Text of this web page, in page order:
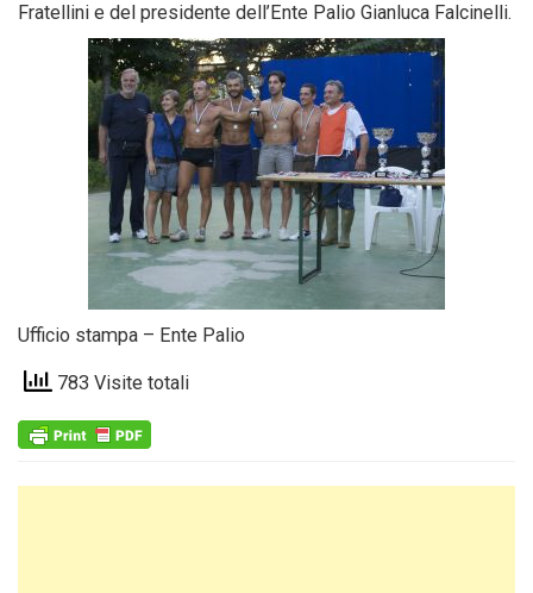
Fratellini e del presidente dell’Ente Palio Gianluca Falcinelli.
Ufficio stampa – Ente Palio
783 Visite totali